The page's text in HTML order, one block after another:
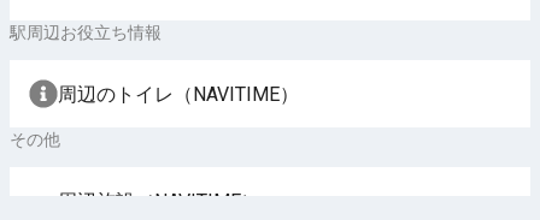
駅周辺お役立ち情報
周辺のトイレ（NAVITIME）
その他
周辺施設（NAVITIME）